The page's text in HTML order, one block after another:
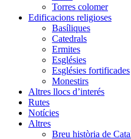
Torres colomer
Edificacions religioses
Basíliques
Catedrals
Ermites
Esglésies
Esglésies fortificades
Monestirs
Altres llocs d’interés
Rutes
Notícies
Altres
Breu història de